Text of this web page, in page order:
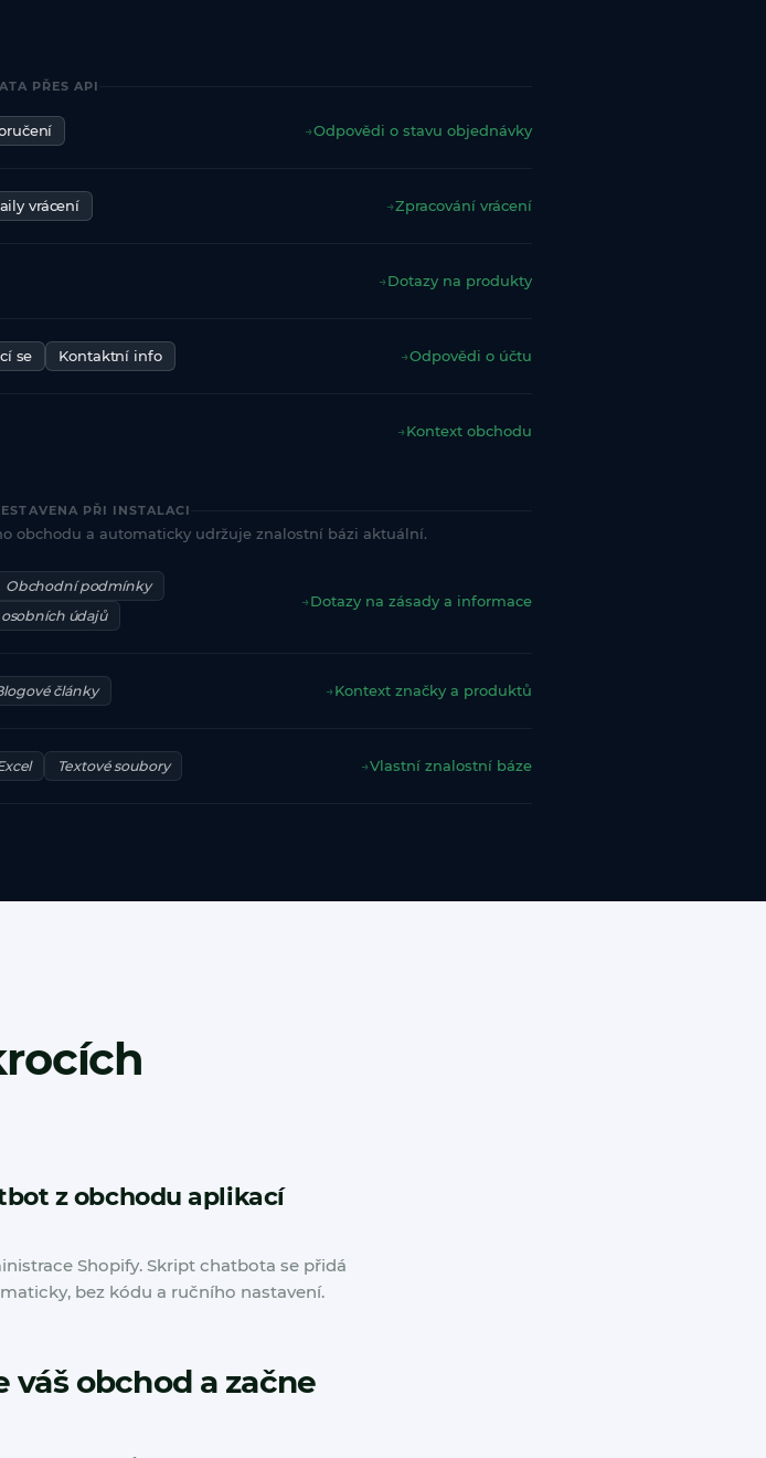
PŘES API
→Odpovědi o stavu objednávky
vrácení →Zpracování vrácení
→Dotazy na produkty
se Kontaktní info →Odpovědi o účtu
→Kontext obchodu
PŘI INSTALACI
obchodu a automaticky udržuje znalostní bázi aktuální.
Obchodní podmínky
údajů
→Dotazy na zásady a informace
články →Kontext značky a produktů
Textové soubory →Vlastní znalostní báze
z obchodu aplikací
Shopify. Skript chatbota se přidá
bez kódu a ručního nastavení.
váš obchod a začne